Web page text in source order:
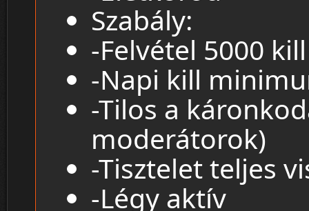
Szabály:
-Felvétel 5000
-Napi kill
-Tilos a
moderátorok)
-Tisztelet teljes
-Légy aktív